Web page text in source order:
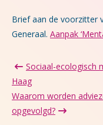
Brief aan de voorzitter
Generaal. Aanpak
Sociaal-ecologisch
Haag
Waarom worden
opgevolgd?